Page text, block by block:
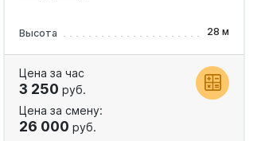
Высота 28 м
Цена за час
3 250 руб.
Цена за смену:
26 000 руб.